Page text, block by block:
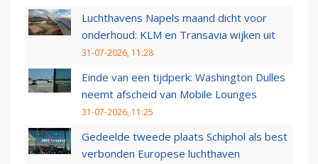
Luchthavens Napels maand dicht voor
onderhoud: KLM en Transavia wijken uit
31-07-2026, 11:28
Einde van een tijdperk: Washington Dulles
neemt afscheid van Mobile Lounges
31-07-2026, 11:25
Gedeelde tweede plaats Schiphol als best
verbonden Europese luchthaven